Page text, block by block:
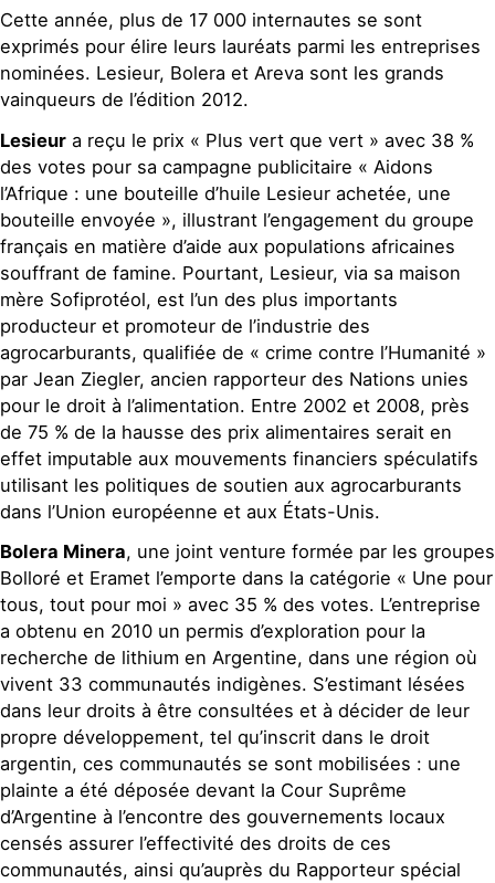
Cette année, plus de 17 000 internautes se sont
exprimés pour élire leurs lauréats parmi les entreprises
nominées. Lesieur, Bolera et Areva sont les grands
vainqueurs de l’édition 2012.
Lesieur a reçu le prix « Plus vert que vert » avec 38 %
des votes pour sa campagne publicitaire « Aidons
l’Afrique : une bouteille d’huile Lesieur achetée, une
bouteille envoyée », illustrant l’engagement du groupe
français en matière d’aide aux populations africaines
souffrant de famine. Pourtant, Lesieur, via sa maison
mère Sofiprotéol, est l’un des plus importants
producteur et promoteur de l’industrie des
agrocarburants, qualifiée de « crime contre l’Humanité »
par Jean Ziegler, ancien rapporteur des Nations unies
pour le droit à l’alimentation. Entre 2002 et 2008, près
de 75 % de la hausse des prix alimentaires serait en
effet imputable aux mouvements financiers spéculatifs
utilisant les politiques de soutien aux agrocarburants
dans l’Union européenne et aux États-Unis.
Bolera Minera, une joint venture formée par les groupes
Bolloré et Eramet l’emporte dans la catégorie « Une pour
tous, tout pour moi » avec 35 % des votes. L’entreprise
a obtenu en 2010 un permis d’exploration pour la
recherche de lithium en Argentine, dans une région où
vivent 33 communautés indigènes. S’estimant lésées
dans leur droits à être consultées et à décider de leur
propre développement, tel qu’inscrit dans le droit
argentin, ces communautés se sont mobilisées : une
plainte a été déposée devant la Cour Suprême
d’Argentine à l’encontre des gouvernements locaux
censés assurer l’effectivité des droits de ces
communautés, ainsi qu’auprès du Rapporteur spécial